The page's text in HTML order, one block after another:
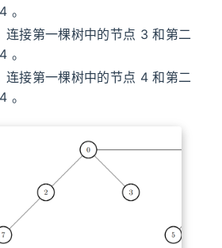
。
连接第一棵树中的节点 3 和第二
。
连接第一棵树中的节点 4 和第二
。